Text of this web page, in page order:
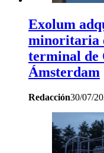
Exolum
minoritaria
terminal de
Ámsterdam
Redacción30/07/